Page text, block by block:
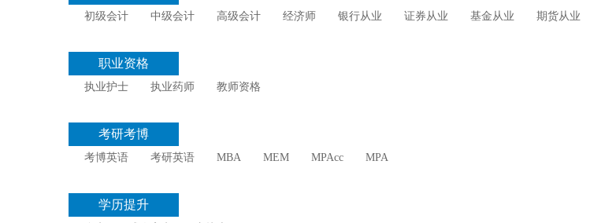
初级会计 中级会计 高级会计 经济师 银行从业 证券从业 基金从业 期货从业
职业资格
执业护士 执业药师 教师资格
考研考博
考博英语 考研英语 MBA MEM MPAcc MPA
学历提升